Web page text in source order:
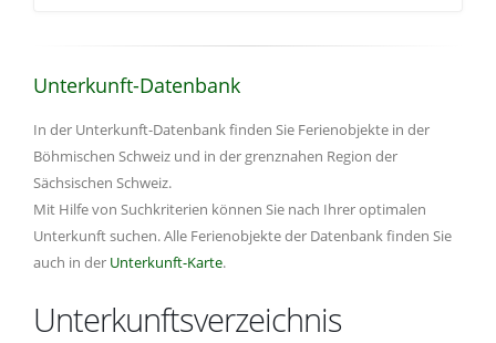
Unterkunft-Datenbank
In der Unterkunft-Datenbank finden Sie Ferienobjekte in der
Böhmischen Schweiz und in der grenznahen Region der
Sächsischen Schweiz.
Mit Hilfe von Suchkriterien können Sie nach Ihrer optimalen
Unterkunft suchen. Alle Ferienobjekte der Datenbank finden Sie
auch in der Unterkunft-Karte.
Unterkunftsverzeichnis